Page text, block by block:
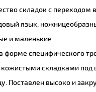
складок с переходом
язык,
и маленькие
форме специфического
кожистыми складками под
Поставлен высоко и